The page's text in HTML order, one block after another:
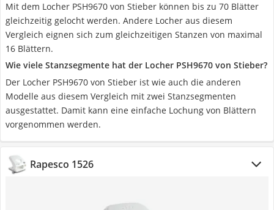
Mit dem Locher PSH9670 von Stieber können bis zu 70 Blätter
gleichzeitig gelocht werden. Andere Locher aus diesem
Vergleich eignen sich zum gleichzeitigen Stanzen von maximal
16 Blättern.
Wie viele Stanzsegmente hat der Locher PSH9670 von Stieber?
Der Locher PSH9670 von Stieber ist wie auch die anderen
Modelle aus diesem Vergleich mit zwei Stanzsegmenten
ausgestattet. Damit kann eine einfache Lochung von Blättern
vorgenommen werden.
Rapesco 1526